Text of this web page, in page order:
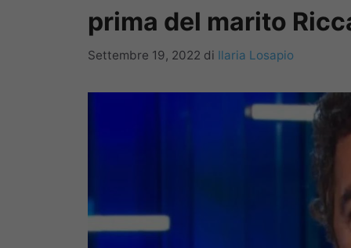
prima del marito
Settembre 19, 2022 di Ilaria Losapio